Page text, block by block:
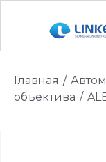
Главная /
объектива /